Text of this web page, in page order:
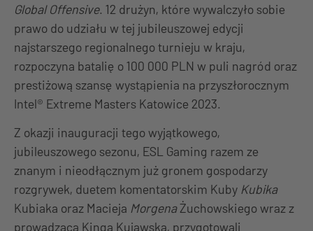
Global Offensive. 12 drużyn, które wywalczyło sobie
prawo do udziału w tej jubileuszowej edycji
najstarszego regionalnego turnieju w kraju,
rozpoczyna batalię o 100 000 PLN w puli nagród oraz
prestiżową szansę wystąpienia na przyszłorocznym
Intel® Extreme Masters Katowice 2023.
Z okazji inauguracji tego wyjątkowego,
jubileuszowego sezonu, ESL Gaming razem ze
znanym i nieodłącznym już gronem gospodarzy
rozgrywek, duetem komentatorskim Kuby Kubika
Kubiaka oraz Macieja MorgenaŻuchowskiego wraz z
prowadzącą Kingą Kujawską, przygotowali